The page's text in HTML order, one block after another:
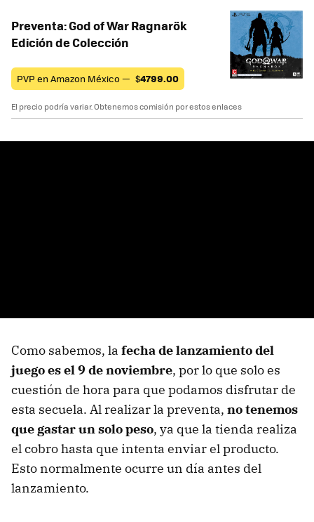
Preventa: God of War Ragnarök
Edición de Colección
PVP en Amazon México — $4799.00
El precio podría variar. Obtenemos comisión por estos enlaces
Como sabemos, la fecha de lanzamiento del
juego es el 9 de noviembre, por lo que solo es
cuestión de hora para que podamos disfrutar de
esta secuela. Al realizar la preventa, no tenemos
que gastar un solo peso, ya que la tienda realiza
el cobro hasta que intenta enviar el producto.
Esto normalmente ocurre un día antes del
lanzamiento.